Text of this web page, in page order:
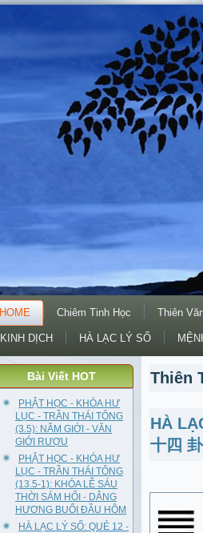
HOME Chiêm Tinh Học Thiên
KINH DỊCH HÀ LẠC LÝ SỐ
Bài Viết HOT
PHẬT HỌC - KHÓA HƯ
LỤC - TRẦN THÁI TÔNG
(3.5): NĂM GIỚI - VĂN
GIỚI RƯỢU
PHẬT HỌC - KHÓA HƯ
LỤC - TRẦN THÁI TÔNG
(13.5-1): KHÓA LỄ SÁU
THỜI SÁM HỐI - DÂNG
HƯƠNG BUỔI ĐẦU HÔM
HÀ LẠC LÝ SỐ: QUẺ 12 -
Thiên
HÀ
十四 卦